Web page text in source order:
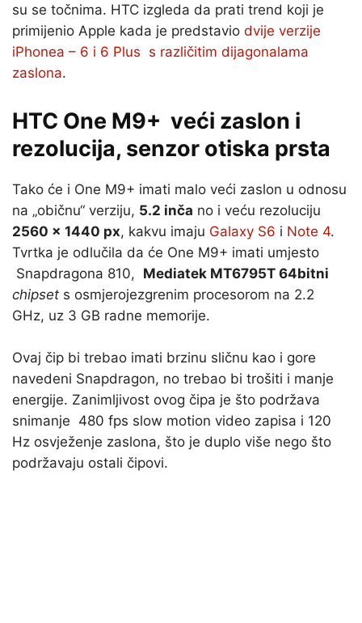
su se točnima. HTC izgleda da prati trend koji je
primijenio Apple kada je predstavio dvije verzije
iPhonea – 6 i 6 Plus s različitim dijagonalama
zaslona.
HTC One M9+ veći zaslon i
rezolucija, senzor otiska prsta
Tako će i One M9+ imati malo veći zaslon u odnosu
na „običnu“ verziju, 5.2 inča no i veću rezoluciju
2560 x 1440 px, kakvu imaju Galaxy S6 i Note 4.
Tvrtka je odlučila da će One M9+ imati umjesto
Snapdragona 810, Mediatek MT6795T 64bitni
chipset s osmjerojezgrenim procesorom na 2.2
GHz, uz 3 GB radne memorije.
Ovaj čip bi trebao imati brzinu sličnu kao i gore
navedeni Snapdragon, no trebao bi trošiti i manje
energije. Zanimljivost ovog čipa je što podržava
snimanje 480 fps slow motion video zapisa i 120
Hz osvježenje zaslona, što je duplo više nego što
podržavaju ostali čipovi.